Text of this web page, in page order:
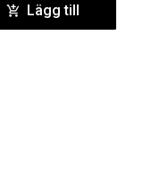
Lägg till